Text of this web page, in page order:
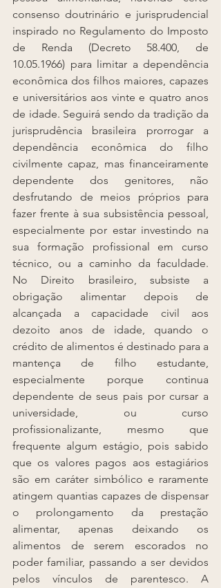
consenso doutrinário e jurisprudencial
inspirado no Regulamento do Imposto
de Renda (Decreto 58.400, de
10.05.1966) para limitar a dependência
econômica dos filhos maiores, capazes
e universitários aos vinte e quatro anos
de idade. Seguirá sendo da tradição da
jurisprudência brasileira prorrogar a
dependência econômica do filho
civilmente capaz, mas financeiramente
dependente dos genitores, não
desfrutando de meios próprios para
fazer frente à sua subsistência pessoal,
especialmente por estar investindo na
sua formação profissional em curso
técnico, ou a caminho da faculdade.
No Direito brasileiro, subsiste a
obrigação alimentar depois de
alcançada a capacidade civil aos
dezoito anos de idade, quando o
crédito de alimentos é destinado para a
mantença de filho estudante,
especialmente porque continua
dependente de seus pais por cursar a
universidade, ou curso
profissionalizante, mesmo que
frequente algum estágio, pois sabido
que os valores pagos aos estagiários
são em caráter simbólico e raramente
atingem quantias capazes de dispensar
o prolongamento da prestação
alimentar, apenas deixando os
alimentos de serem escorados no
poder familiar, passando a ser devidos
pelos vínculos de parentesco. A